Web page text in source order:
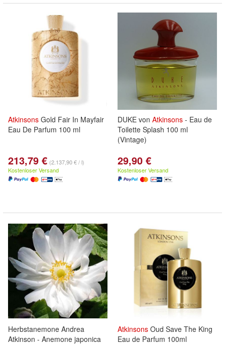
Atkinsons Gold Fair In Mayfair
Eau De Parfum 100 ml
213,79 € (2.137,90 € / l)
Kostenloser Versand
DUKE von Atkinsons - Eau de
Toilette Splash 100 ml
(Vintage)
29,90 €
Kostenloser Versand
Herbstanemone Andrea
Atkinson - Anemone japonica
Atkinsons Oud Save The King
Eau de Parfum 100ml